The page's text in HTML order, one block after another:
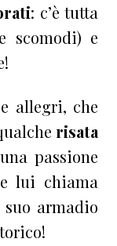
: c’è tutta
scomodi) e
allegri, che
risata
passione
lui chiama
armadio